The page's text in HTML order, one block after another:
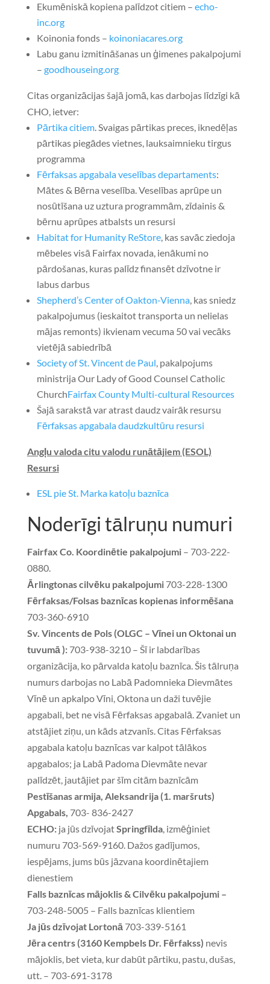
Ekumēniskā kopiena palīdzot citiem – echo-
inc.org
Koinonia fonds – koinoniacares.org
Labu ganu izmitināšanas un ģimenes pakalpojumi
– goodhouseing.org
Citas organizācijas šajā jomā, kas darbojas līdzīgi kā
CHO, ietver:
Pārtika citiem. Svaigas pārtikas preces, iknedēļas
pārtikas piegādes vietnes, lauksaimnieku tirgus
programma
Fērfaksas apgabala veselības departaments:
Mātes & Bērna veselība. Veselības aprūpe un
nosūtīšana uz uztura programmām, zīdainis &
bērnu aprūpes atbalsts un resursi
Habitat for Humanity ReStore, kas savāc ziedoja
mēbeles visā Fairfax novada, ienākumi no
pārdošanas, kuras palīdz finansēt dzīvotne ir
labus darbus
Shepherd’s Center of Oakton-Vienna, kas sniedz
pakalpojumus (ieskaitot transporta un nelielas
mājas remonts) ikvienam vecuma 50 vai vecāks
vietējā sabiedrībā
Society of St. Vincent de Paul, pakalpojums
ministrija Our Lady of Good Counsel Catholic
ChurchFairfax County Multi-cultural Resources
Šajā sarakstā var atrast daudz vairāk resursu
Fērfaksas apgabala daudzkultūru resursi
Angļu valoda citu valodu runātājiem (ESOL)
Resursi
ESL pie St. Marka katoļu baznīca
Noderīgi tālruņu numuri
Fairfax Co. Koordinētie pakalpojumi– 703-222-
0880.
Ārlingtonas cilvēku pakalpojumi 703-228-1300
Fērfaksas/Folsas baznīcas kopienas informēšana
703-360-6910
Sv. Vincents de Pols (OLGC – Vīnei un Oktonai un
tuvumā ): 703-938-3210 – Šī ir labdarības
organizācija, ko pārvalda katoļu baznīca. Šis tālruņa
numurs darbojas no Labā Padomnieka Dievmātes
Vīnē un apkalpo Vīni, Oktona un daži tuvējie
apgabali, bet ne visā Fērfaksas apgabalā. Zvaniet un
atstājiet ziņu, un kāds atzvanīs. Citas Fērfaksas
apgabala katoļu baznīcas var kalpot tālākos
apgabalos; ja Labā Padoma Dievmāte nevar
palīdzēt, jautājiet par šīm citām baznīcām
Pestīšanas armija, Aleksandrija (1. maršruts)
Apgabals, 703- 836-2427
ECHO: ja jūs dzīvojatSpringfīlda, izmēģiniet
numuru 703-569-9160. Dažos gadījumos,
iespējams, jums būs jāzvana koordinētajiem
dienestiem
Falls baznīcas mājoklis & Cilvēku pakalpojumi –
703-248-5005 – Falls baznīcas klientiem
Ja jūs dzīvojat Lortonā 703-339-5161
Jēra centrs (3160 Kempbels Dr. Fērfakss) nevis
mājoklis, bet vieta, kur dabūt pārtiku, pastu, dušas,
utt. – 703-691-3178